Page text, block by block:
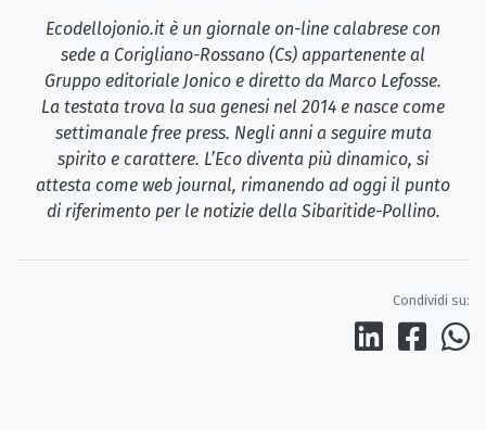
Ecodellojonio.it è un giornale on-line calabrese con
sede a Corigliano-Rossano (Cs) appartenente al
Gruppo editoriale Jonico e diretto da Marco Lefosse.
La testata trova la sua genesi nel 2014 e nasce come
settimanale free press. Negli anni a seguire muta
spirito e carattere. L’Eco diventa più dinamico, si
attesta come web journal, rimanendo ad oggi il punto
di riferimento per le notizie della Sibaritide-Pollino.
Condividi su: